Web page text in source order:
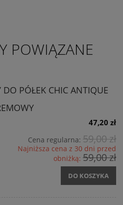
POWIĄZANE
PÓŁEK CHIC ANTIQUE
47,20 zł
Cena regularna: 59,00 zł
Najniższa cena z 30 dni przed
obniżką: 59,00 zł
DO KOSZYKA